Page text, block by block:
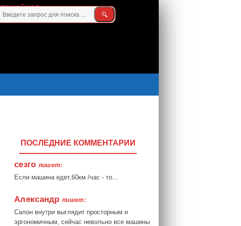
ПОСЛЕДНИЕ КОММЕНТАРИИ
сезго пишет:
Если машина едет,60км /час - то...
Александр пишет:
Салон внутри выглядит просторным и
эргономичным, сейчас невольно все машины